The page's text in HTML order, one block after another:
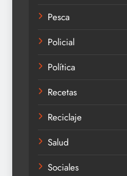
Pesca
Policial
Política
Recetas
Reciclaje
Salud
Sociales